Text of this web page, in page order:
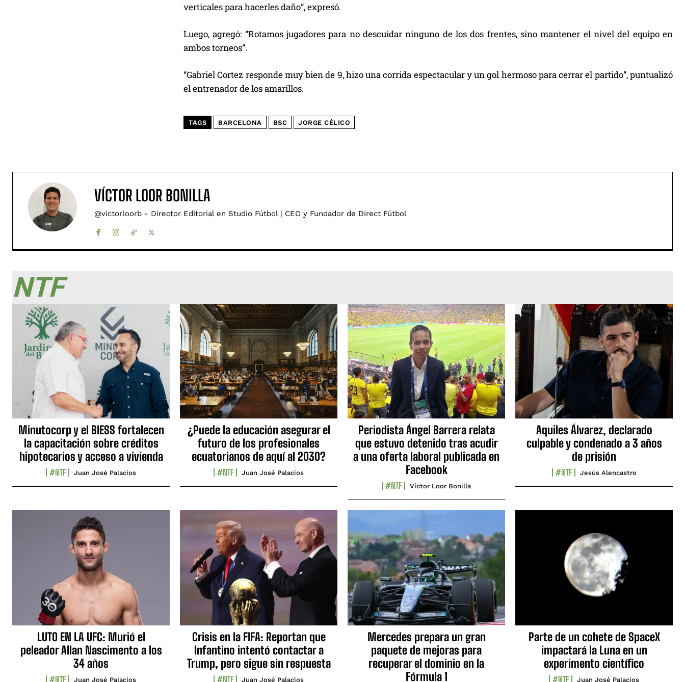
verticales para hacerles daño”, expresó.
Luego, agregó: “Rotamos jugadores para no descuidar ninguno de los dos frentes, sino mantener el nivel del equipo en
ambos torneos”.
“Gabriel Cortez responde muy bien de 9, hizo una corrida espectacular y un gol hermoso para cerrar el partido”, puntualizó
el entrenador de los amarillos.
TAGS BARCELONA BSC JORGE CÉLICO
VÍCTOR LOOR BONILLA
@victorloorb - Director Editorial en Studio Fútbol | CEO y Fundador de Direct Fútbol
NTF
Minutocorp y el BIESS fortalecen
la capacitación sobre créditos
hipotecarios y acceso a vivienda
#NTF Juan José Palacios
¿Puede la educación asegurar el
futuro de los profesionales
ecuatorianos de aquí al 2030?
#NTF Juan José Palacios
Periodista Ángel Barrera relata
que estuvo detenido tras acudir
a una oferta laboral publicada en
Facebook
#NTF Víctor Loor Bonilla
Aquiles Álvarez, declarado
culpable y condenado a 3 años
de prisión
#NTF Jesús Alencastro
LUTO EN LA UFC: Murió el
peleador Allan Nascimento a los
34 años
#NTF Juan José Palacios
Crisis en la FIFA: Reportan que
Infantino intentó contactar a
Trump, pero sigue sin respuesta
#NTF Juan José Palacios
Mercedes prepara un gran
paquete de mejoras para
recuperar el dominio en la
Fórmula 1
Parte de un cohete de SpaceX
impactará la Luna en un
experimento científico
#NTF Juan José Palacios